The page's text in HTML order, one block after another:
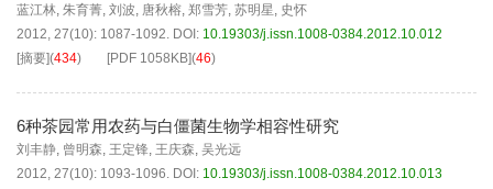
蓝江林, 朱育菁, 刘波, 唐秋榕, 郑雪芳, 苏明星, 史怀
2012, 27(10): 1087-1092. DOI: 10.19303/j.issn.1008-0384.2012.10.012
[摘要](434) [PDF 1058KB](46)
6种茶园常用农药与白僵菌生物学相容性研究
刘丰静, 曾明森, 王定锋, 王庆森, 吴光远
2012, 27(10): 1093-1096. DOI: 10.19303/j.issn.1008-0384.2012.10.013